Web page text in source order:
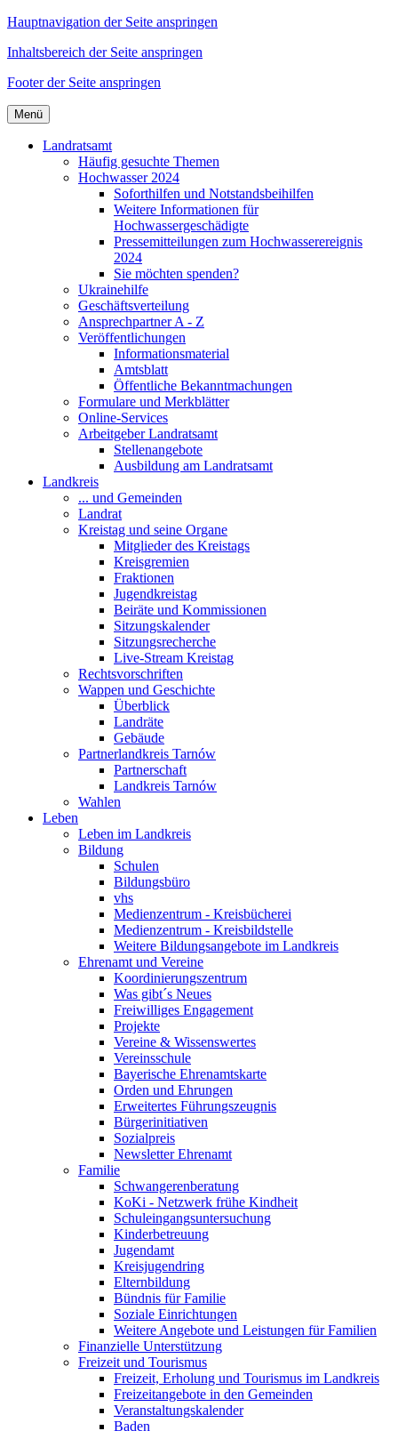
Hauptnavigation der Seite anspringen
Inhaltsbereich der Seite anspringen
Footer der Seite anspringen
Menü
Landratsamt
Häufig gesuchte Themen
Hochwasser 2024
Soforthilfen und Notstandsbeihilfen
Weitere Informationen für
Hochwassergeschädigte
Pressemitteilungen zum Hochwasserereignis
2024
Sie möchten spenden?
Ukrainehilfe
Geschäftsverteilung
Ansprechpartner A - Z
Veröffentlichungen
Informationsmaterial
Amtsblatt
Öffentliche Bekanntmachungen
Formulare und Merkblätter
Online-Services
Arbeitgeber Landratsamt
Stellenangebote
Ausbildung am Landratsamt
Landkreis
... und Gemeinden
Landrat
Kreistag und seine Organe
Mitglieder des Kreistags
Kreisgremien
Fraktionen
Jugendkreistag
Beiräte und Kommissionen
Sitzungskalender
Sitzungsrecherche
Live-Stream Kreistag
Rechtsvorschriften
Wappen und Geschichte
Überblick
Landräte
Gebäude
Partnerlandkreis Tarnów
Partnerschaft
Landkreis Tarnów
Wahlen
Leben
Leben im Landkreis
Bildung
Schulen
Bildungsbüro
vhs
Medienzentrum - Kreisbücherei
Medienzentrum - Kreisbildstelle
Weitere Bildungsangebote im Landkreis
Ehrenamt und Vereine
Koordinierungszentrum
Was gibt´s Neues
Freiwilliges Engagement
Projekte
Vereine & Wissenswertes
Vereinsschule
Bayerische Ehrenamtskarte
Orden und Ehrungen
Erweitertes Führungszeugnis
Bürgerinitiativen
Sozialpreis
Newsletter Ehrenamt
Familie
Schwangerenberatung
KoKi - Netzwerk frühe Kindheit
Schuleingangsuntersuchung
Kinderbetreuung
Jugendamt
Kreisjugendring
Elternbildung
Bündnis für Familie
Soziale Einrichtungen
Weitere Angebote und Leistungen für Familien
Finanzielle Unterstützung
Freizeit und Tourismus
Freizeit, Erholung und Tourismus im Landkreis
Freizeitangebote in den Gemeinden
Veranstaltungskalender
Baden